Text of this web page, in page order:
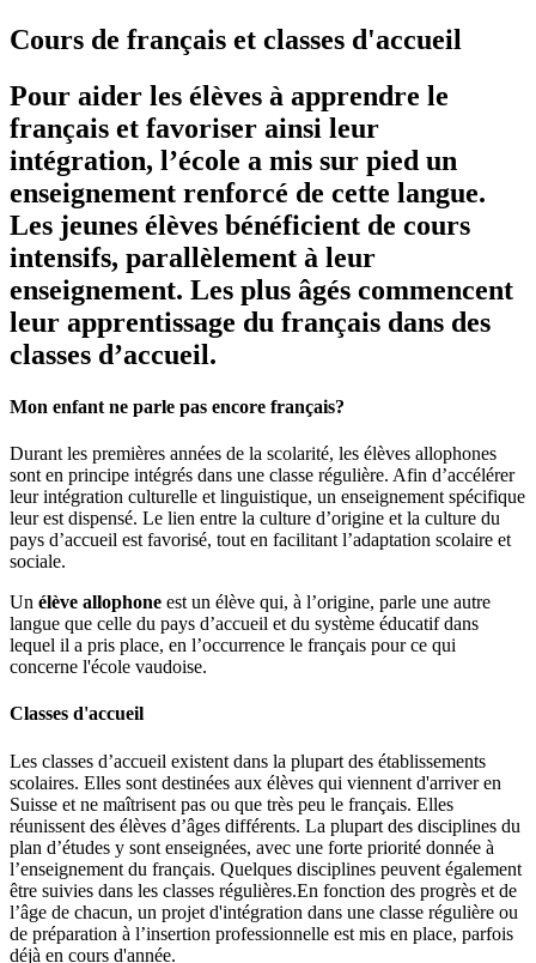
Cours de français et classes d'accueil
Pour aider les élèves à apprendre le
français et favoriser ainsi leur
intégration, l’école a mis sur pied un
enseignement renforcé de cette langue.
Les jeunes élèves bénéficient de cours
intensifs, parallèlement à leur
enseignement. Les plus âgés commencent
leur apprentissage du français dans des
classes d’accueil.
Mon enfant ne parle pas encore français?
Durant les premières années de la scolarité, les élèves allophones
sont en principe intégrés dans une classe régulière. Afin d’accélérer
leur intégration culturelle et linguistique, un enseignement spécifique
leur est dispensé. Le lien entre la culture d’origine et la culture du
pays d’accueil est favorisé, tout en facilitant l’adaptation scolaire et
sociale.
Un élève allophone est un élève qui, à l’origine, parle une autre
langue que celle du pays d’accueil et du système éducatif dans
lequel il a pris place, en l’occurrence le français pour ce qui
concerne l'école vaudoise.
Classes d'accueil
Les classes d’accueil existent dans la plupart des établissements
scolaires. Elles sont destinées aux élèves qui viennent d'arriver en
Suisse et ne maîtrisent pas ou que très peu le français. Elles
réunissent des élèves d’âges différents. La plupart des disciplines du
plan d’études y sont enseignées, avec une forte priorité donnée à
l’enseignement du français. Quelques disciplines peuvent également
être suivies dans les classes régulières.En fonction des progrès et de
l’âge de chacun, un projet d'intégration dans une classe régulière ou
de préparation à l’insertion professionnelle est mis en place, parfois
déjà en cours d'année.